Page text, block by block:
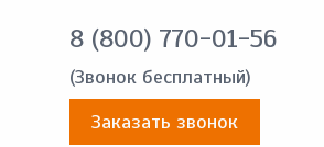
8 (800) 770-01-56
(Звонок бесплатный)
Заказать звонок